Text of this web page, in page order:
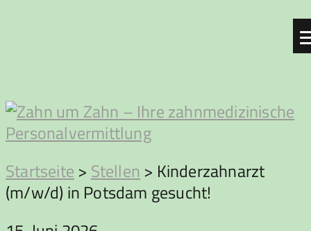
Zahn
um
Startseite > Stellen > Kinderzahnarzt
(m/w/d) in Potsdam gesucht!